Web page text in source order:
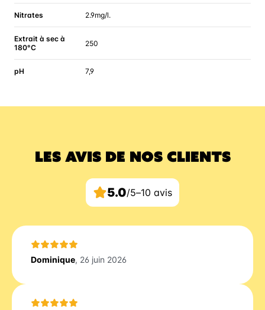
Nitrates 2.9mg/l.
Extrait à sec à
180°C
250
pH 7,9
LES AVIS DE NOS CLIENTS
5.0/5–10 avis
Dominique, 26 juin 2026